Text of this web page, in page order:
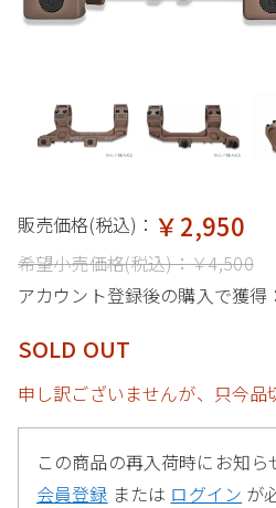
販売価格(税込)： ￥2,950
希望小売価格(税込)：￥4,500
アカウント登録後の購入で獲得：
SOLD OUT
申し訳ございませんが、只今品
この商品の再入荷時にお知
会員登録 または ログイン が